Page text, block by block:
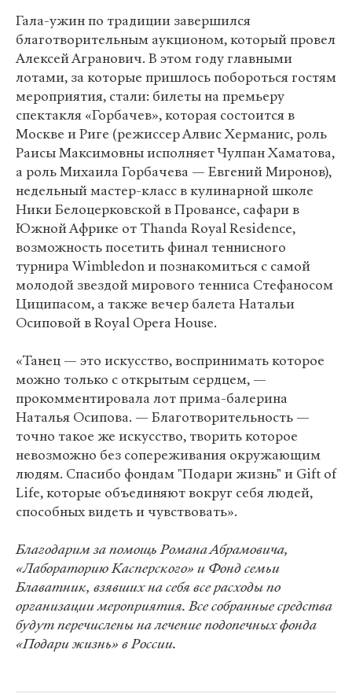
Гала-ужин по традиции завершился
благотворительным аукционом, который провел
Алексей Агранович. В этом году главными
лотами, за которые пришлось побороться гостям
мероприятия, стали: билеты на премьеру
спектакля «Горбачев», которая состоится в
Москве и Риге (режиссер Алвис Херманис, роль
Раисы Максимовны исполняет Чулпан Хаматова,
а роль Михаила Горбачева — Евгений Миронов),
недельный мастер-класс в кулинарной школе
Ники Белоцерковской в Провансе, сафари в
Южной Африке от Thanda Royal Residence,
возможность посетить финал теннисного
турнира Wimbledon и познакомиться с самой
молодой звездой мирового тенниса Стефаносом
Циципасом, а также вечер балета Натальи
Осиповой в Royal Opera House.
«Танец — это искусство, воспринимать которое
можно только с открытым сердцем, —
прокомментировала лот прима-балерина
Наталья Осипова. — Благотворительность —
точно такое же искусство, творить которое
невозможно без сопереживания окружающим
людям. Спасибо фондам "Подари жизнь" и Gift of
Life, которые объединяют вокруг себя людей,
способных видеть и чувствовать».
Благодарим за помощь Романа Абрамовича,
«Лабораторию Касперского» и Фонд семьи
Блаватник, взявших на себя все расходы по
организации мероприятия. Все собранные средства
будут перечислены на лечение подопечных фонда
«Подари жизнь» в России.